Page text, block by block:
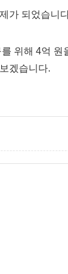
가 되었습니
위해 4억 원
겠습니다.